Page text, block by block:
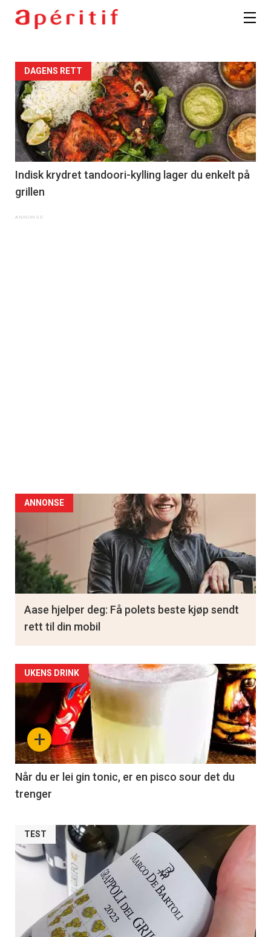
DAGENS RETT
Indisk krydret tandoori-kylling lager du enkelt på
grillen
ANNONSE
Aase hjelper deg: Få polets beste kjøp sendt
rett til din mobil
+
UKENS DRINK
Når du er lei gin tonic, er en pisco sour det du
trenger
TEST